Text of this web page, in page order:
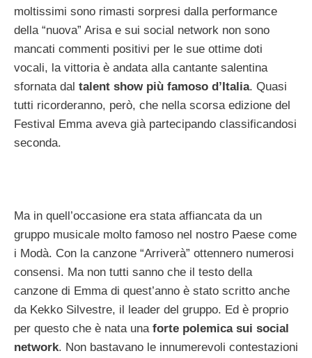
moltissimi sono rimasti sorpresi dalla performance
della “nuova” Arisa e sui social network non sono
mancati commenti positivi per le sue ottime doti
vocali, la vittoria è andata alla cantante salentina
sfornata dal talent show più famoso d’Italia. Quasi
tutti ricorderanno, però, che nella scorsa edizione del
Festival Emma aveva già partecipando classificandosi
seconda.
Ma in quell’occasione era stata affiancata da un
gruppo musicale molto famoso nel nostro Paese come
i Modà. Con la canzone “Arriverà” ottennero numerosi
consensi. Ma non tutti sanno che il testo della
canzone di Emma di quest’anno è stato scritto anche
da Kekko Silvestre, il leader del gruppo. Ed è proprio
per questo che è nata una forte polemica sui social
network. Non bastavano le innumerevoli contestazioni